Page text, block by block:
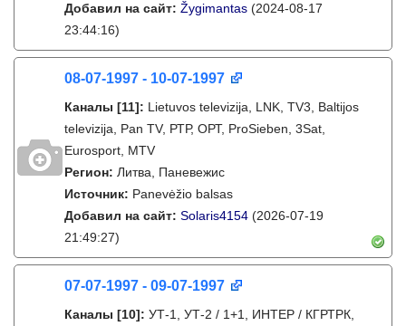
Добавил на сайт: Žygimantas (2024-08-17
23:44:16)
08-07-1997 - 10-07-1997
Каналы [11]: Lietuvos televizija, LNK, TV3, Baltijos
televizija, Pan TV, РТР, ОРТ, ProSieben, 3Sat,
Eurosport, MTV
Регион: Литва, Паневежис
Источник: Panevėžio balsas
Добавил на сайт: Solaris4154 (2026-07-19
21:49:27)
07-07-1997 - 09-07-1997
Каналы [10]: УТ-1, УТ-2 / 1+1, ИНТЕР / КГРТРК,